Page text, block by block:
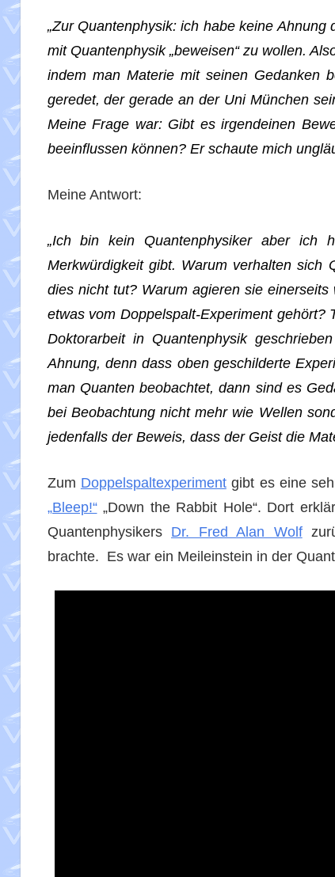
„Zur Quantenphysik: ich habe keine
mit Quantenphysik „beweisen“ zu wollen.
indem man Materie mit seinen Gedanken
geredet, der gerade an der Uni München
Meine Frage war: Gibt es irgendeinen
beeinflussen können? Er schaute mich
Meine Antwort:
„Ich bin kein Quantenphysiker aber ich
Merkwürdigkeit gibt. Warum verhalten sich
dies nicht tut? Warum agieren sie
etwas vom Doppelspalt-Experiment
Doktorarbeit in Quantenphysik
Ahnung, denn dass oben geschilderte
man Quanten beobachtet, dann sind es
bei Beobachtung nicht mehr wie Wellen
jedenfalls der Beweis, dass der Geist die
Zum Doppelspaltexperimentgibt es eine
„Bleep!“„Down the Rabbit Hole“. Dort
Quantenphysikers Dr. Fred Alan Wolf
brachte. Es war ein Meileinstein in der